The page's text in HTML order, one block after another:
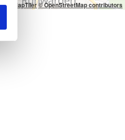
© MapTiler© OpenStreetMap contributors